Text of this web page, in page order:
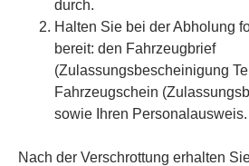
durch.
Halten Sie bei der Abholung
bereit: den Fahrzeugbrief
(Zulassungsbescheinigung
Fahrzeugschein
sowie Ihren Personalausweis.
Nach der Verschrottung erhalten